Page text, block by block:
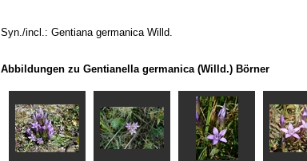
Syn./incl.: Gentiana germanica Willd.
Abbildungen zu Gentianella germanica (Willd.) Börner